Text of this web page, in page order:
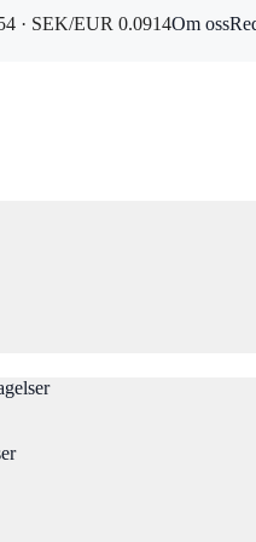
· SEK/EUR 0.0914Om oss